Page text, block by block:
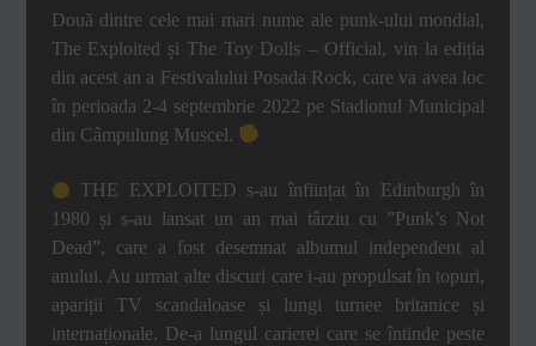
Două dintre cele mai mari nume ale punk-ului mondial,
The Exploited și The Toy Dolls – Official, vin la ediția
din acest an a Festivalului Posada Rock, care va avea loc
în perioada 2-4 septembrie 2022 pe Stadionul Municipal
din Câmpulung Muscel.
THE EXPLOITED s-au înființat în Edinburgh în
1980 și s-au lansat un an mai târziu cu ”Punk’s Not
Dead”, care a fost desemnat albumul independent al
anului. Au urmat alte discuri care i-au propulsat în topuri,
apariții TV scandaloase și lungi turnee britanice și
internaționale. De-a lungul carierei care se întinde peste